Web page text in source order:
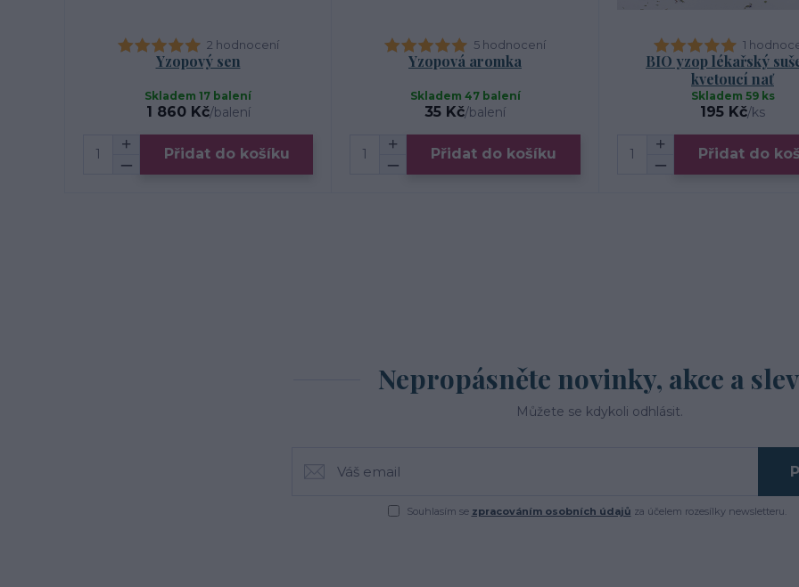
2 hodnocení
Yzopový sen
1 860 Kč/balení
Skladem 17 balení
Přidat do košíku
5 hodnocení
Yzopová aromka
35 Kč/balení
Skladem 47 balení
Přidat do košíku
1
BIO yzop lékařský
kvetoucí nať
195 Kč/ks
Skladem 59 ks
Přidat do
Nepropásněte novinky, akce a
Můžete se kdykoli odhlásit.
Souhlasím se zpracováním osobních údajů za účelem rozesílky newsletteru.